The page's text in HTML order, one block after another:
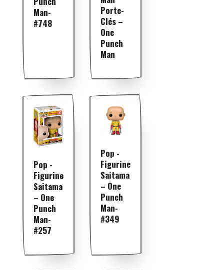
Man-
#748
Porte-
Clés –
One
Punch
Man
Pop -
Figurine
Saitama
– One
Punch
Man-
#257
Pop -
Figurine
Saitama
– One
Punch
Man-
#349